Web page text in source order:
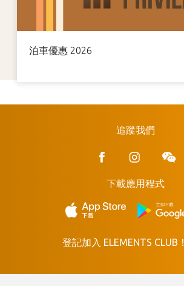
泊車優惠 2026
追蹤我們
下載應用程式
登記加入 ELEMENTS CLUB！